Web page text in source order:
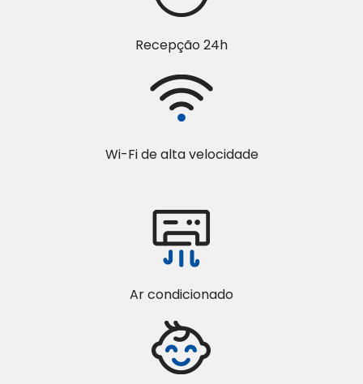
Recepção 24h
Wi-Fi de alta velocidade
Ar condicionado